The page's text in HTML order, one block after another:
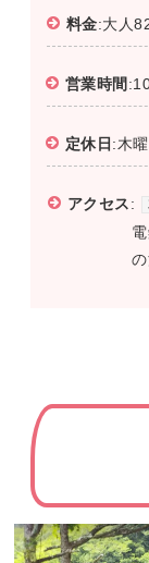
料金:大人
営業時間
定休日 :木曜
アクセス: